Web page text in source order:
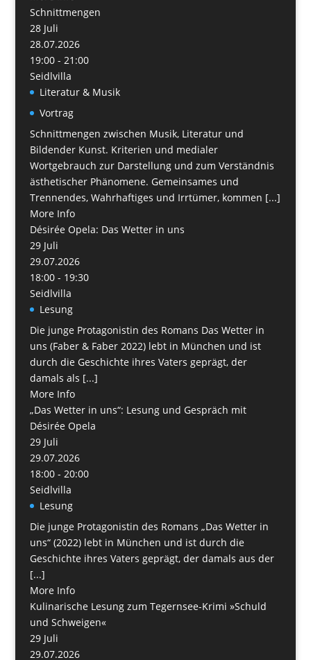
Schnittmengen
28 Juli
28.07.2026
19:00 - 21:00
Seidlvilla
Literatur & Musik
Vortrag
Schnittmengen zwischen Musik, Literatur und
Bildender Kunst. Kriterien und medialer
Wortgebrauch zur Darstellung und zum Verständnis
ästhetischer Phänomene. Gemeinsames und
Trennendes, Wahrhaftiges und Irrtümer, kommen [...]
More Info
Désirée Opela: Das Wetter in uns
29 Juli
29.07.2026
18:00 - 19:30
Seidlvilla
Lesung
Die junge Protagonistin des Romans Das Wetter in
uns (Faber & Faber 2022) lebt in München und ist
durch die Geschichte ihres Vaters geprägt, der
damals als [...]
More Info
„Das Wetter in uns“: Lesung und Gespräch mit
Désirée Opela
29 Juli
29.07.2026
18:00 - 20:00
Seidlvilla
Lesung
Die junge Protagonistin des Romans „Das Wetter in
uns“ (2022) lebt in München und ist durch die
Geschichte ihres Vaters geprägt, der damals aus der
[...]
More Info
Kulinarische Lesung zum Tegernsee-Krimi »Schuld
und Schweigen«
29 Juli
29.07.2026